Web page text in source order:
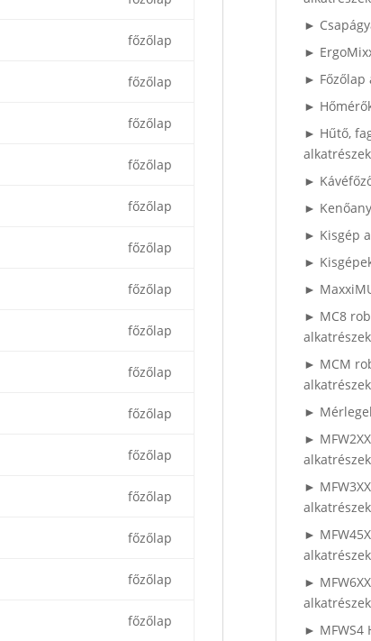
főzőlap
főzőlap
főzőlap
főzőlap
főzőlap
főzőlap
főzőlap
főzőlap
főzőlap
főzőlap
főzőlap
főzőlap
főzőlap
főzőlap
főzőlap
►
►
► Főzőlap
►
► Hűtő,
alkatrészek
►
►
► Kisgép
►
►
► MC8
alkatrészek
► MCM
alkatrészek
►
►
alkatrészek
►
alkatrészek
►
alkatrészek
►
alkatrészek
► MFWS4